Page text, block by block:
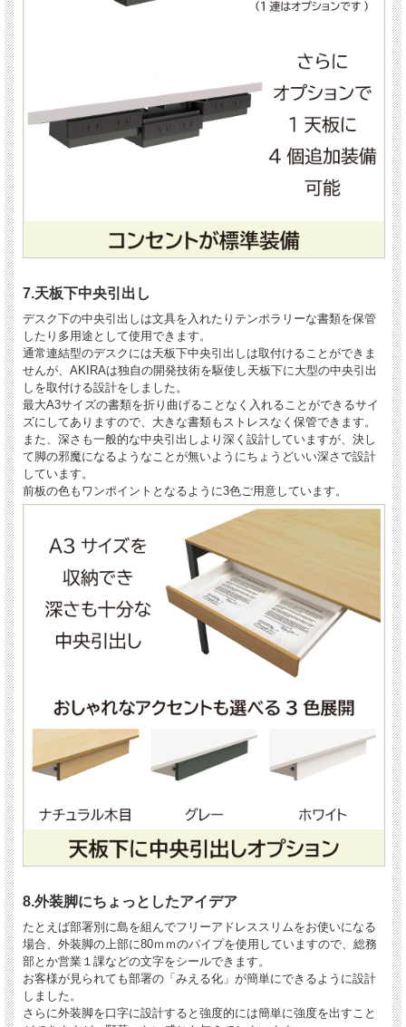
7.天板下中央引出し
デスク下の中央引出しは文具を入れたりテンポラリーな書類を保管
したり多用途として使用できます。
通常連結型のデスクには天板下中央引出しは取付けることができま
せんが、AKIRAは独自の開発技術を駆使し天板下に大型の中央引出
しを取付ける設計をしました。
最大A3サイズの書類を折り曲げることなく入れることができるサイ
ズにしてありますので、大きな書類もストレスなく保管できます。
また、深さも一般的な中央引出しより深く設計していますが、決し
て脚の邪魔になるようなことが無いようにちょうどいい深さで設計
しています。
前板の色もワンポイントとなるように3色ご用意しています。
8.外装脚にちょっとしたアイデア
たとえば部署別に島を組んでフリーアドレススリムをお使いになる
場合、外装脚の上部に80ｍｍのパイプを使用していますので、総務
部とか営業１課などの文字をシールできます。
お客様が見られても部署の「みえる化」が簡単にできるように設計
しました。
さらに外装脚を口字に設計すると強度的には簡単に強度を出すこと